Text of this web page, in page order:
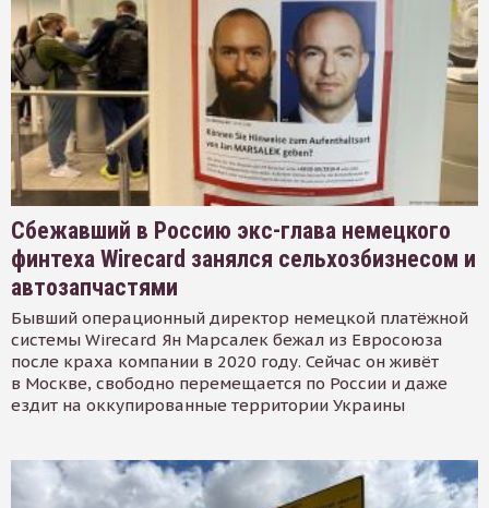
Сбежавший в Россию экс-глава немецкого
финтеха Wirecard занялся сельхозбизнесом и
автозапчастями
Бывший операционный директор немецкой платёжной
системы Wirecard Ян Марсалек бежал из Евросоюза
после краха компании в 2020 году. Сейчас он живёт
в Москве, свободно перемещается по России и даже
ездит на оккупированные территории Украины